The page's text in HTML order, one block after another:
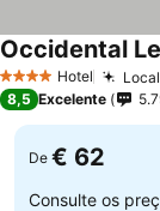
4 EstrelasHotel
Occidental
8,5 Excelente
De € 62
Consulte os